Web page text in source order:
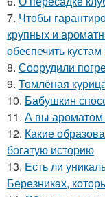
7. Чтобы
крупных и
обеспечить
8. Соорудили
9. Томлёная
10. Бабушкин
11. А вы
12. Какие
богатую историю
13. Есть ли
Березниках,